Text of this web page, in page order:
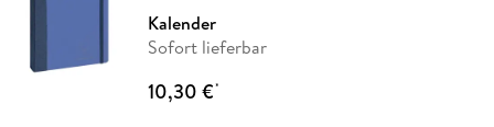
Kalender
Sofort lieferbar
10,30 €*